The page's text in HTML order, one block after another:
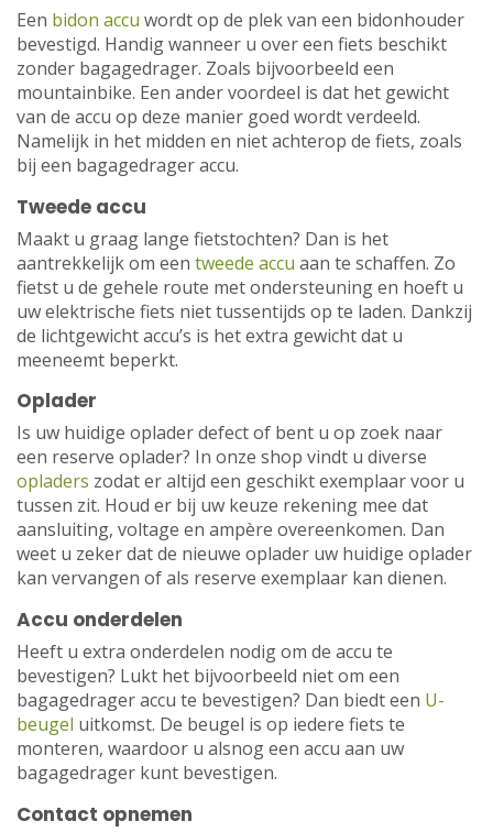
Een bidon accu wordt op de plek van een bidonhouder
bevestigd. Handig wanneer u over een fiets beschikt
zonder bagagedrager. Zoals bijvoorbeeld een
mountainbike. Een ander voordeel is dat het gewicht
van de accu op deze manier goed wordt verdeeld.
Namelijk in het midden en niet achterop de fiets, zoals
bij een bagagedrager accu.
Tweede accu
Maakt u graag lange fietstochten? Dan is het
aantrekkelijk om een tweede accu aan te schaffen. Zo
fietst u de gehele route met ondersteuning en hoeft u
uw elektrische fiets niet tussentijds op te laden. Dankzij
de lichtgewicht accu’s is het extra gewicht dat u
meeneemt beperkt.
Oplader
Is uw huidige oplader defect of bent u op zoek naar
een reserve oplader? In onze shop vindt u diverse
opladers zodat er altijd een geschikt exemplaar voor u
tussen zit. Houd er bij uw keuze rekening mee dat
aansluiting, voltage en ampère overeenkomen. Dan
weet u zeker dat de nieuwe oplader uw huidige oplader
kan vervangen of als reserve exemplaar kan dienen.
Accu onderdelen
Heeft u extra onderdelen nodig om de accu te
bevestigen? Lukt het bijvoorbeeld niet om een
bagagedrager accu te bevestigen? Dan biedt een U-
beugel uitkomst. De beugel is op iedere fiets te
monteren, waardoor u alsnog een accu aan uw
bagagedrager kunt bevestigen.
Contact opnemen